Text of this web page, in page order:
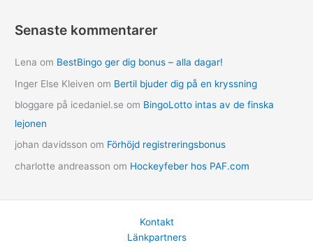
Senaste kommentarer
Lena om BestBingo ger dig bonus – alla dagar!
Inger Else Kleiven om Bertil bjuder dig på en kryssning
bloggare på icedaniel.se om BingoLotto intas av de finska
lejonen
johan davidsson om Förhöjd registreringsbonus
charlotte andreasson om Hockeyfeber hos PAF.com
Kontakt
Länkpartners